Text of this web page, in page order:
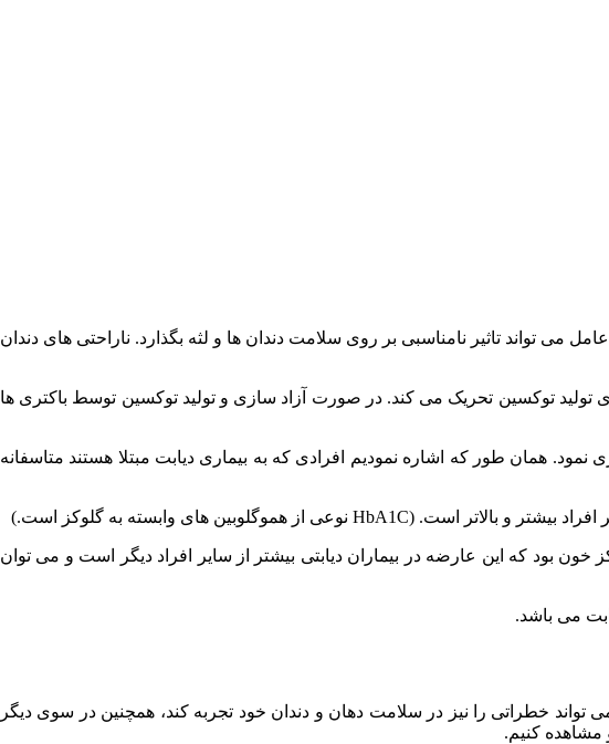
می تواند تاثیر نامناسبی بر روی سلامت دندان ها و لثه بگذارد. ناراحتی های دندان
تولید توکسین تحریک می کند. در صورت آزاد سازی و تولید توکسین توسط باکتری ها
همان طور که اشاره نمودیم افرادی که به بیماری دیابت مبتلا هستند متاسفانه
بود که این عارضه در بیماران دیابتی بیشتر از سایر افراد دیگر است و می توان
خطراتی را نیز در سلامت دهان و دندان خود تجربه کند، همچنین در سوی دیگر
مشاهده کنیم.